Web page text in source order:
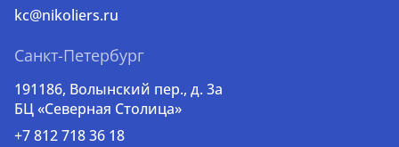
kc@nikoliers.ru
Санкт-Петербург
191186, Волынский пер., д. 3a
БЦ «Северная Столица»
+7 812 718 36 18